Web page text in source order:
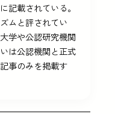
記載されている。
ムと評されてい
学や公認研究機関
は公認機関と正式
事のみを掲載す